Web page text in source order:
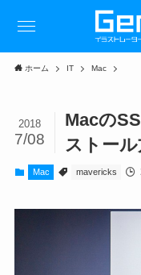
ホーム IT Mac
Macの
ストー
2018
7/08
Mac mavericks